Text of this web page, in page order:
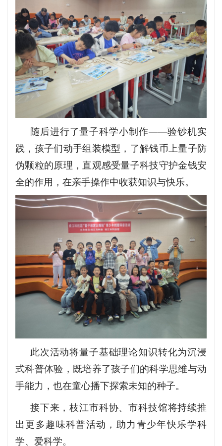
随后进行了量子科学小制作——验钞机实
践，孩子们动手组装模型，了解钱币上量子防
伪颗粒的原理，直观感受量子科技守护金钱安
全的作用，在亲手操作中收获知识与快乐。
此次活动将量子基础理论知识转化为沉浸
式科普体验，既培养了孩子们的科学思维与动
手能力，也在童心播下探索未知的种子。
接下来，枝江市科协、市科技馆将持续推
出更多趣味科普活动，助力青少年快乐学科
学、爱科学。